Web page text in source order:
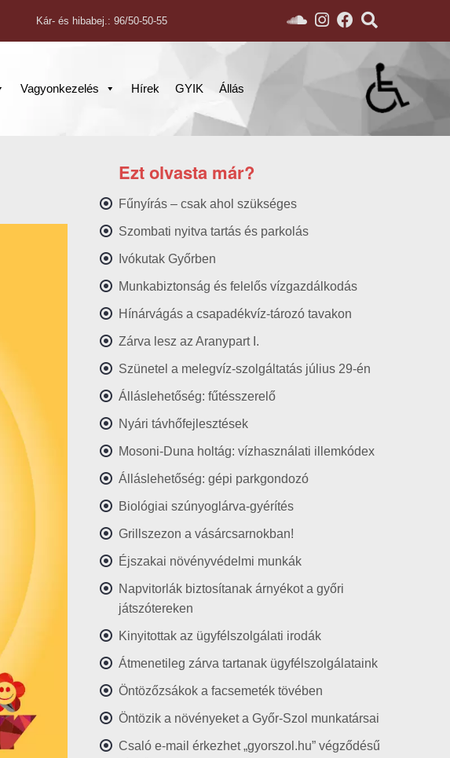
Kár- és hibabej.: 96/50-50-55
Vagyonkezelés Hírek GYIK Állás
Ezt olvasta már?
Fűnyírás – csak ahol szükséges
Szombati nyitva tartás és parkolás
Ivókutak Győrben
Munkabiztonság és felelős vízgazdálkodás
Hínárvágás a csapadékvíz-tározó tavakon
Zárva lesz az Aranypart I.
Szünetel a melegvíz-szolgáltatás július 29-én
Álláslehetőség: fűtésszerelő
Nyári távhőfejlesztések
Mosoni-Duna holtág: vízhasználati illemkódex
Álláslehetőség: gépi parkgondozó
Biológiai szúnyoglárva-gyérítés
Grillszezon a vásárcsarnokban!
Éjszakai növényvédelmi munkák
Napvitorlák biztosítanak árnyékot a győri
játszótereken
Kinyitottak az ügyfélszolgálati irodák
Átmenetileg zárva tartanak ügyfélszolgálataink
Öntözőzsákok a facsemeték tövében
Öntözik a növényeket a Győr-Szol munkatársai
Csaló e-mail érkezhet „gyorszol.hu” végződésű